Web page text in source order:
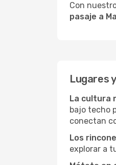
Con
pasaje a
Lugares
La cultura
bajo techo
conectan
Los
explorar a